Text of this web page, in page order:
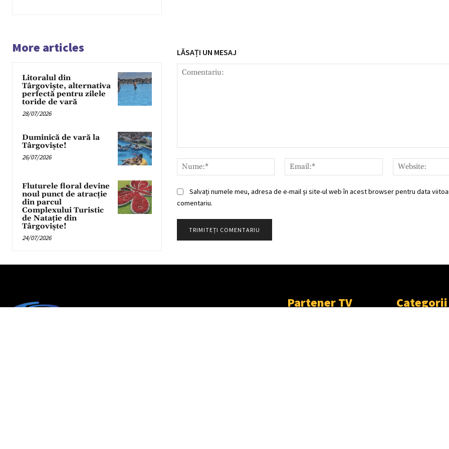
More articles
Litoralul din
Târgoviște, alternativa
perfectă pentru zilele
toride de vară
28/07/2026
Duminică de vară la
Târgoviște!
26/07/2026
Fluturele floral devine
noul punct de atracție
din parcul
Complexului Turistic
de Natație din
Târgoviște!
24/07/2026
LĂSAȚI UN MESAJ
Nume:*
Email:*
Salvați numele meu, adresa de e-mail și site-ul web în acest browser pentru data
comentariu.
Partener TV
Categorii